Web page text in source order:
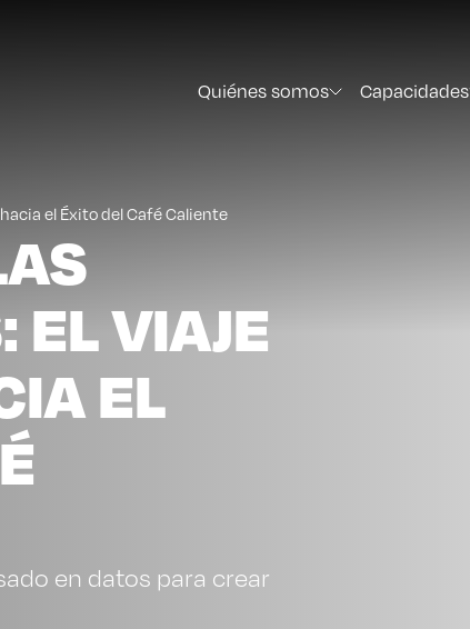
Quiénes somos Capacidades
el Éxito del Café Caliente
EL VIAJE
EL
en datos para crear